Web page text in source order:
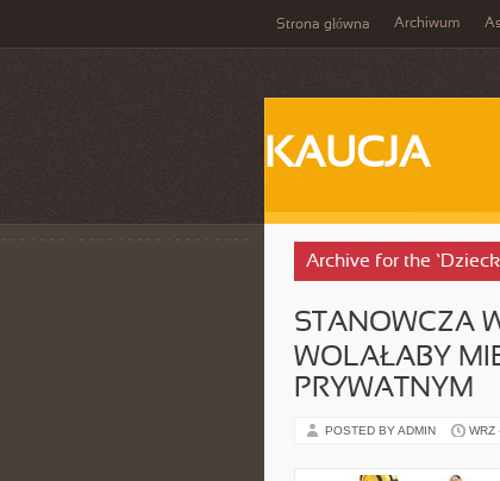
Strona główna Archiwum
KAUCJA
Archive for the
STANOWCZA
WOLAŁABY
PRYWATNYM
POSTED BY ADMIN WRZ